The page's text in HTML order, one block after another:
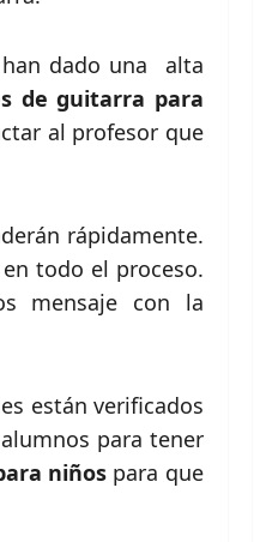
dado una alta
de guitarra para
al profesor que
rápidamente.
todo el proceso.
mensaje con la
están verificados
para tener
niños para que